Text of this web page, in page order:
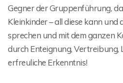
Gegner der Gruppenführung,
Kleinkinder – all diese kann
sprechen und mit dem ganzen
durch Enteignung, Vertreibung,
erfreuliche Erkenntnis!